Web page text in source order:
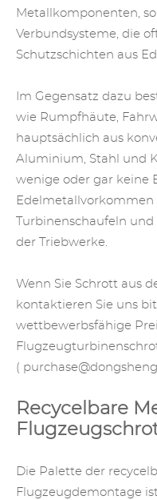
Metallkomponenten,
Verbundsysteme, die
Schutzschichten aus
Im Gegensatz dazu
wie Rumpfhäute,
hauptsächlich aus
Aluminium, Stahl und
wenige oder gar keine
Edelmetallvorkommen
Turbinenschaufeln
der Triebwerke.
Wenn Sie Schrott aus
kontaktieren Sie uns
wettbewerbsfähige
(
Recycelbare
Die Palette der
Flugzeugdemontage